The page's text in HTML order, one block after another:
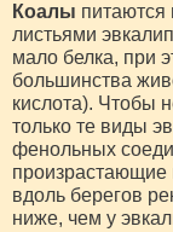
Коалы питаются
листьями
мало белка, при
большинства
кислота). Чтобы
только те виды
фенольных
произрастающие
вдоль берегов
ниже, чем у